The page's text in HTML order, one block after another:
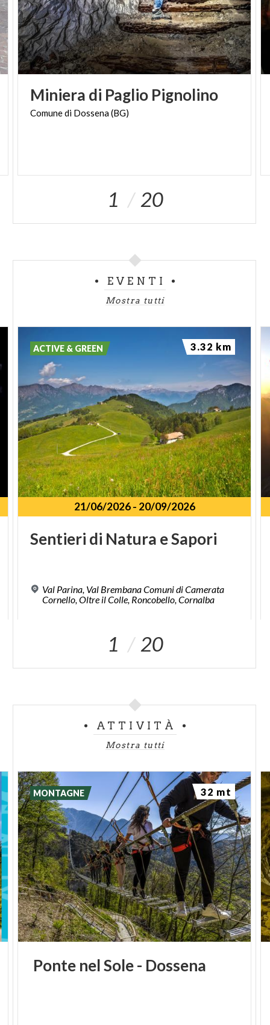
Miniera di Paglio Pignolino
Comunedi Dossena(BG)
1 20
EVENTI
Mostra tutti
21/06/2026- 20/09/2026
Sentieri di Natura eSapori
Val Parina, Val Brembana Comuni di Camerata
Cornello, Oltre il Colle, Roncobello, Cornalba
ACTIVE & GREEN 3.32 km
1 20
ATTIVITÀ
Mostra tutti
Ponte nelSole- Dossena
MONTAGNE 32 mt